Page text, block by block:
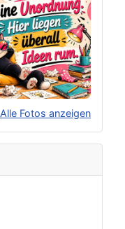
Alle Fotos anzeigen